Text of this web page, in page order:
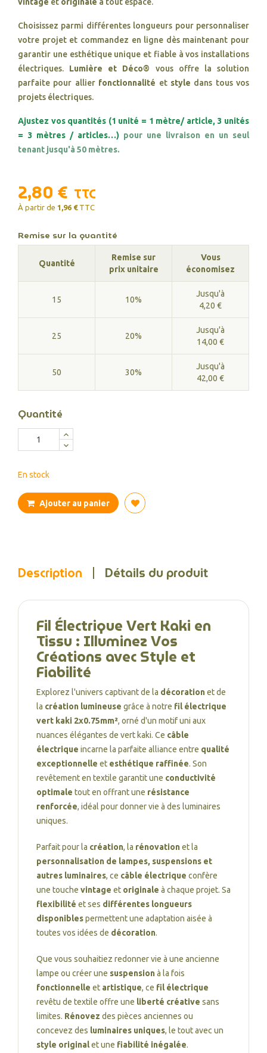
Choisissez parmi différentes longueurs pour personnaliser
votre projet et commandez en ligne dès maintenant pour
garantir une esthétique unique et fiable à vos installations
électriques. Lumière et Déco® vous offre la solution
parfaite pour allier fonctionnalité et style dans tous vos
projets électriques.
Ajustez vos quantités (1 unité = 1 mètre/ article, 3 unités
= 3 mètres / articles…) pour une livraison en un seul
tenant jusqu'à 50 mètres.
2,80 € TTC
À partir de 1,96 € TTC
Remise sur la quantité
Quantité
Remise sur
prix unitaire
Vous
économisez
15 10%
Jusqu'à
4,20 €
25 20%
Jusqu'à
14,00 €
50 30%
Jusqu'à
42,00 €
Quantité
En stock
Ajouter au panier
Description Détails du produit
Fil Électrique Vert Kaki en
Tissu : Illuminez Vos
Créations avec Style et
Fiabilité
Explorez l'univers captivant de la décorationet de
la création lumineuse grâce à notre fil électrique
vert kaki 2x0.75mm², orné d'un motif uni aux
nuances élégantes de vert kaki. Ce câble
électrique incarne la parfaite alliance entre qualité
exceptionnelle et esthétique raffinée. Son
revêtement en textile garantit une conductivité
optimale tout en offrant une résistance
renforcée, idéal pour donner vie à des luminaires
uniques.
Parfait pour la création, la rénovationet la
personnalisation de lampes, suspensions et
autres luminaires, ce câble électrique confère
une touche vintage et originale à chaque projet. Sa
flexibilité et ses différentes longueurs
disponiblespermettent une adaptation aisée à
toutes vos idées de décoration.
Que vous souhaitiez redonner vie à une ancienne
lampe ou créer une suspensionà la fois
fonctionnelle et artistique, ce fil électrique
revêtu de textile offre une liberté créative sans
limites. Rénovez des pièces anciennes ou
concevez des luminaires uniques, le tout avec un
style originalet une fiabilité inégalée.